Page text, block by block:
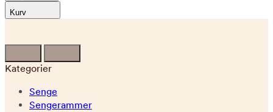
Kurv
Kategorier
Senge
Sengerammer